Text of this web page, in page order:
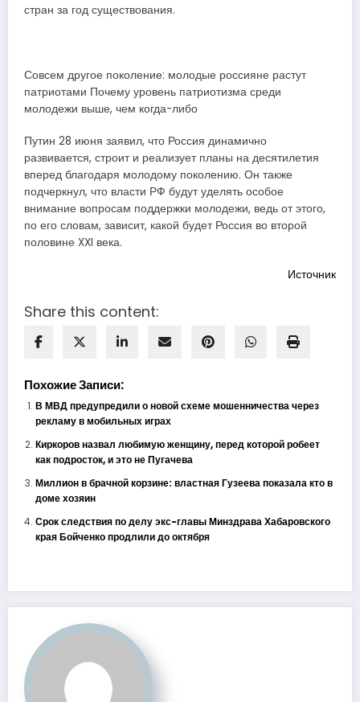
стран за год существования.
Совсем другое поколение: молодые россияне растут
патриотами Почему уровень патриотизма среди
молодежи выше, чем когда-либо
Путин 28 июня заявил, что Россия динамично
развивается, строит и реализует планы на десятилетия
вперед благодаря молодому поколению. Он также
подчеркнул, что власти РФ будут уделять особое
внимание вопросам поддержки молодежи, ведь от этого,
по его словам, зависит, какой будет Россия во второй
половине XXI века.
Источник
Share this content:
Похожие Записи:
В МВД предупредили о новой схеме мошенничества через
рекламу в мобильных играх
Киркоров назвал любимую женщину, перед которой робеет
как подросток, и это не Пугачева
Миллион в брачной корзине: властная Гузеева показала кто в
доме хозяин
Срок следствия по делу экс-главы Минздрава Хабаровского
края Бойченко продлили до октября